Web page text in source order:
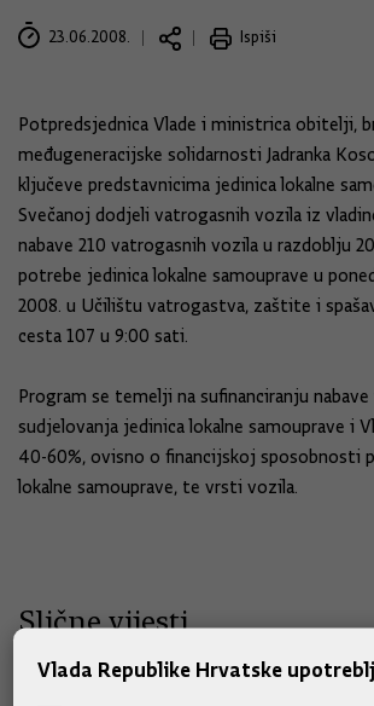
23.06.2008. Ispiši
Potpredsjednica Vlade i ministrica obitelji,
međugeneracijske solidarnosti Jadranka
ključeve predstavnicima jedinica lokalne
Svečanoj dodjeli vatrogasnih vozila iz
nabave 210 vatrogasnih vozila u razdoblju
potrebe jedinica lokalne samouprave u
2008. u Učilištu vatrogastva, zaštite i
cesta 107 u 9:00 sati.
Program se temelji na sufinanciranju
sudjelovanja jedinica lokalne samouprave i
40-60%, ovisno o financijskoj sposobnosti
lokalne samouprave, te vrsti vozila.
Slične vijesti
Vlada Republike Hrvatske